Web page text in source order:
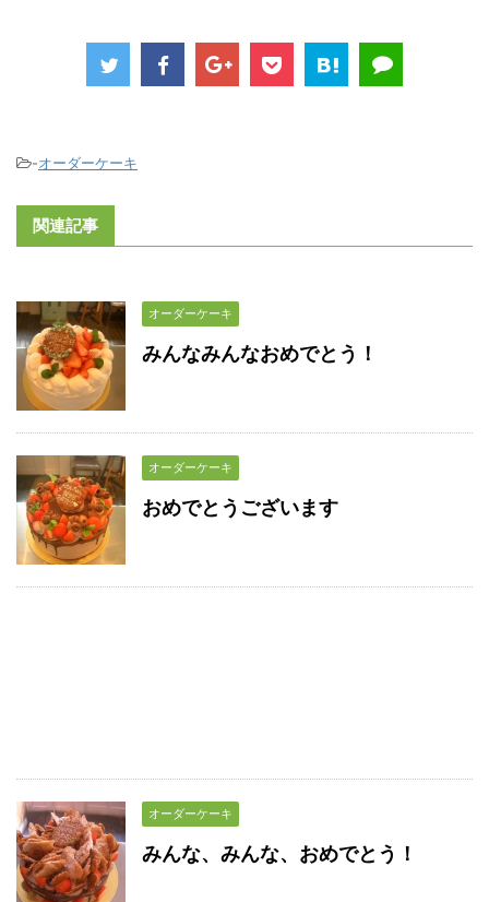
-オーダーケーキ
関連記事
オーダーケーキ
みんなみんなおめでとう！
オーダーケーキ
おめでとうございます
オーダーケーキ
みんな、みんな、おめでとう！